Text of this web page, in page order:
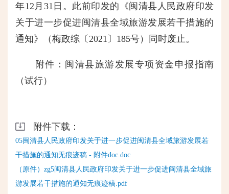
年12月31日。此前印发的《闽清县人民政府印发
关于进一步促进闽清县全域旅游发展若干措施的
通知》（梅政综〔2021〕185号）同时废止。
附件：闽清县旅游发展专项资金申报指南
（试行）
附件下载：
05闽清县人民政府印发关于进一步促进闽清县全域旅游发展若
干措施的通知无痕迹稿 - 附件doc.doc
（原件）zg5闽清县人民政府印发关于进一步促进闽清县全域旅
游发展若干措施的通知无痕迹稿.pdf